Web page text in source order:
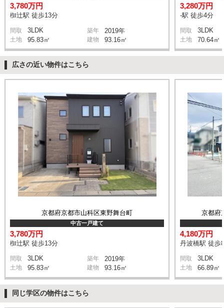
3,780万円
椥辻駅 徒歩13分
間取 3LDK 築年 2019年
土地 95.83㎡ 建物 93.16㎡
3,280万円
-駅 徒歩4分
間取 3LDK
土地 70.64㎡
広さの近い物件はこちら
京都府京都市山科区東野舞台町
中古一戸建て
3,780万円
椥辻駅 徒歩13分
間取 3LDK 築年 2019年
土地 95.83㎡ 建物 93.16㎡
京都府
4,180万円
丹波橋駅 徒歩
間取 3LDK
土地 66.89㎡
同じ学区の物件はこちら